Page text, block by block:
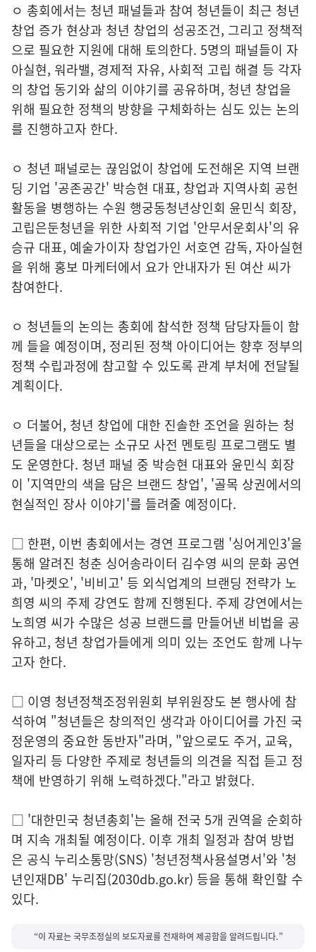
ㅇ 총회에서는 청년 패널들과 참여 청년들이 최근 청년
창업 증가 현상과 청년 창업의 성공조건, 그리고 정책적
으로 필요한 지원에 대해 토의한다. 5명의 패널들이 자
아실현, 워라밸, 경제적 자유, 사회적 고립 해결 등 각자
의 창업 동기와 삶의 이야기를 공유하며, 청년 창업을
위해 필요한 정책의 방향을 구체화하는 심도 있는 논의
를 진행하고자 한다.
ㅇ 청년 패널로는 끊임없이 창업에 도전해온 지역 브랜
딩 기업 '공존공간' 박승현 대표, 창업과 지역사회 공헌
활동을 병행하는 수원 행궁동청년상인회 윤민식 회장,
고립은둔청년을 위한 사회적 기업 '안무서운회사'의 유
승규 대표, 예술가이자 창업가인 서호연 감독, 자아실현
을 위해 홍보 마케터에서 요가 안내자가 된 여산 씨가
참여한다.
ㅇ 청년들의 논의는 총회에 참석한 정책 담당자들이 함
께 들을 예정이며, 정리된 정책 아이디어는 향후 정부의
정책 수립과정에 참고할 수 있도록 관계 부처에 전달될
계획이다.
ㅇ 더불어, 청년 창업에 대한 진솔한 조언을 원하는 청
년들을 대상으로는 소규모 사전 멘토링 프로그램도 별
도 운영한다. 청년 패널 중 박승현 대표와 윤민식 회장
이 '지역만의 색을 담은 브랜드 창업', '골목 상권에서의
현실적인 장사 이야기'를 들려줄 예정이다.
□ 한편, 이번 총회에서는 경연 프로그램 '싱어게인3'을
통해 알려진 청춘 싱어송라이터 김수영 씨의 문화 공연
과, '마켓오', '비비고' 등 외식업계의 브랜딩 전략가 노
희영 씨의 주제 강연도 함께 진행된다. 주제 강연에서는
노희영 씨가 수많은 성공 브랜드를 만들어낸 비법을 공
유하고, 청년 창업가들에게 의미 있는 조언도 함께 나누
고자 한다.
□ 이영 청년정책조정위원회 부위원장도 본 행사에 참
석하여 "청년들은 창의적인 생각과 아이디어를 가진 국
정운영의 중요한 동반자"라며, "앞으로도 주거, 교육,
일자리 등 다양한 주제로 청년들의 의견을 직접 듣고 정
책에 반영하기 위해 노력하겠다."라고 밝혔다.
□ '대한민국 청년총회'는 올해 전국 5개 권역을 순회하
며 지속 개최될 예정이다. 이후 개최 일정과 참여 방법
은 공식 누리소통망(SNS) '청년정책사용설명서'와 '청
년인재DB' 누리집(2030db.go.kr) 등을 통해 확인할 수
있다.
“이 자료는 국무조정실의 보도자료를 전재하여 제공함을 알려드립니다.”